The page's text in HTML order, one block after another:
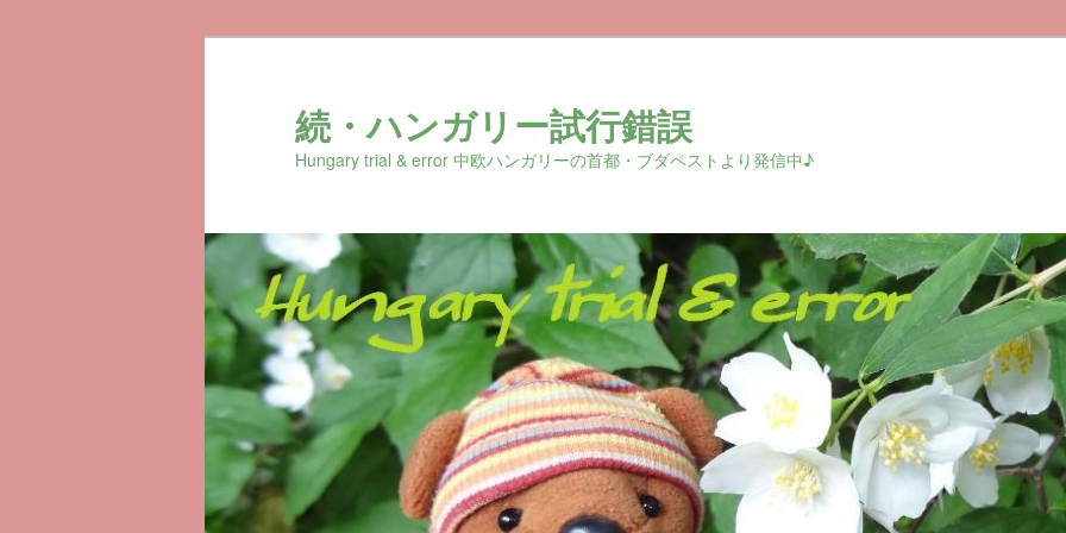
続・ハンガリー試行錯誤
Hungary trial & error 中欧ハンガリーの首都・ブダペストより発信中♪